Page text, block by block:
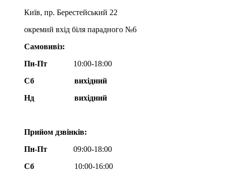
Київ, пр. Берестейський 22
окремий вхід біля парадного №6
Самовивіз:
Пн-Пт
10:00-18:00
Сб
вихідний
Нд
вихідний
Прийом дзвінків:
Пн-Пт
09:00-18:00
Сб
10:00-16:00